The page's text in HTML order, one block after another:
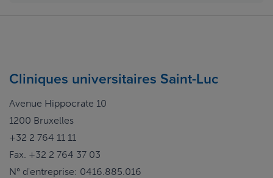
Cliniques universitaires Saint-Luc
Avenue Hippocrate 10
1200 Bruxelles
+32 2 764 11 11
Fax. +32 2 764 37 03
N° d'entreprise: 0416.885.016